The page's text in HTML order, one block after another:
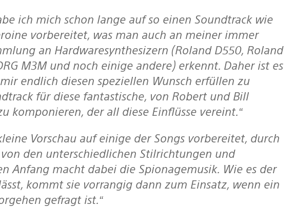
vorbereitet, was man auch an meiner immer
an Hardwaresynthesizern (Roland D550, Roland
M3M und noch einige andere) erkennt. Daher ist es
endlich diesen speziellen Wunsch erfüllen zu
für diese fantastische, von Robert und Bill
komponieren, der all diese Einflüsse vereint.“
den unterschiedlichen Stilrichtungen und
Anfang macht dabei die Spionagemusik. Wie es der
kommt sie vorrangig dann zum Einsatz, wenn ein
gefragt ist.“